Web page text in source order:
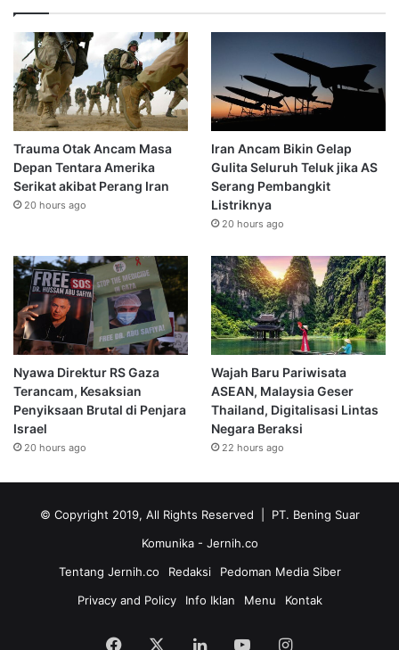
Trauma Otak Ancam Masa
Depan Tentara Amerika
Serikat akibat Perang Iran
20 hours ago
Iran Ancam Bikin Gelap
Gulita Seluruh Teluk jika AS
Serang Pembangkit
Listriknya
20 hours ago
Nyawa Direktur RS Gaza
Terancam, Kesaksian
Penyiksaan Brutal di Penjara
Israel
20 hours ago
Wajah Baru Pariwisata
ASEAN, Malaysia Geser
Thailand, Digitalisasi Lintas
Negara Beraksi
22 hours ago
© Copyright 2019, All Rights Reserved | PT. Bening Suar
Komunika - Jernih.co
Tentang Jernih.co
Redaksi
Pedoman Media Siber
Privacy and Policy
Info Iklan Menu Kontak
Facebook LinkedInYouTubeInstagram